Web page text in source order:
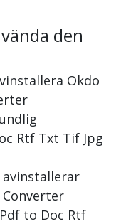
den
Okdo
Rtf Txt Tif Jpg
to Doc Rtf